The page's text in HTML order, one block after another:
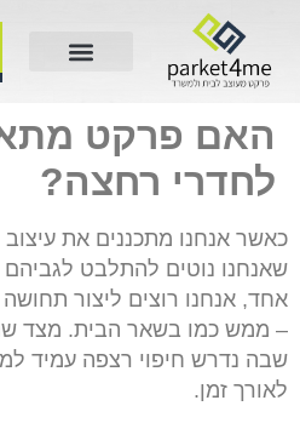
האם פרקט
לחדרי רחצה?
כאשר אנחנו מתכננים את
שאנחנו נוטים להתלבט
אחד, אנחנו רוצים ליצור
– ממש כמו בשאר הבית. מצד
שבה נדרש חיפוי רצפה עמיד
לאורך זמן.